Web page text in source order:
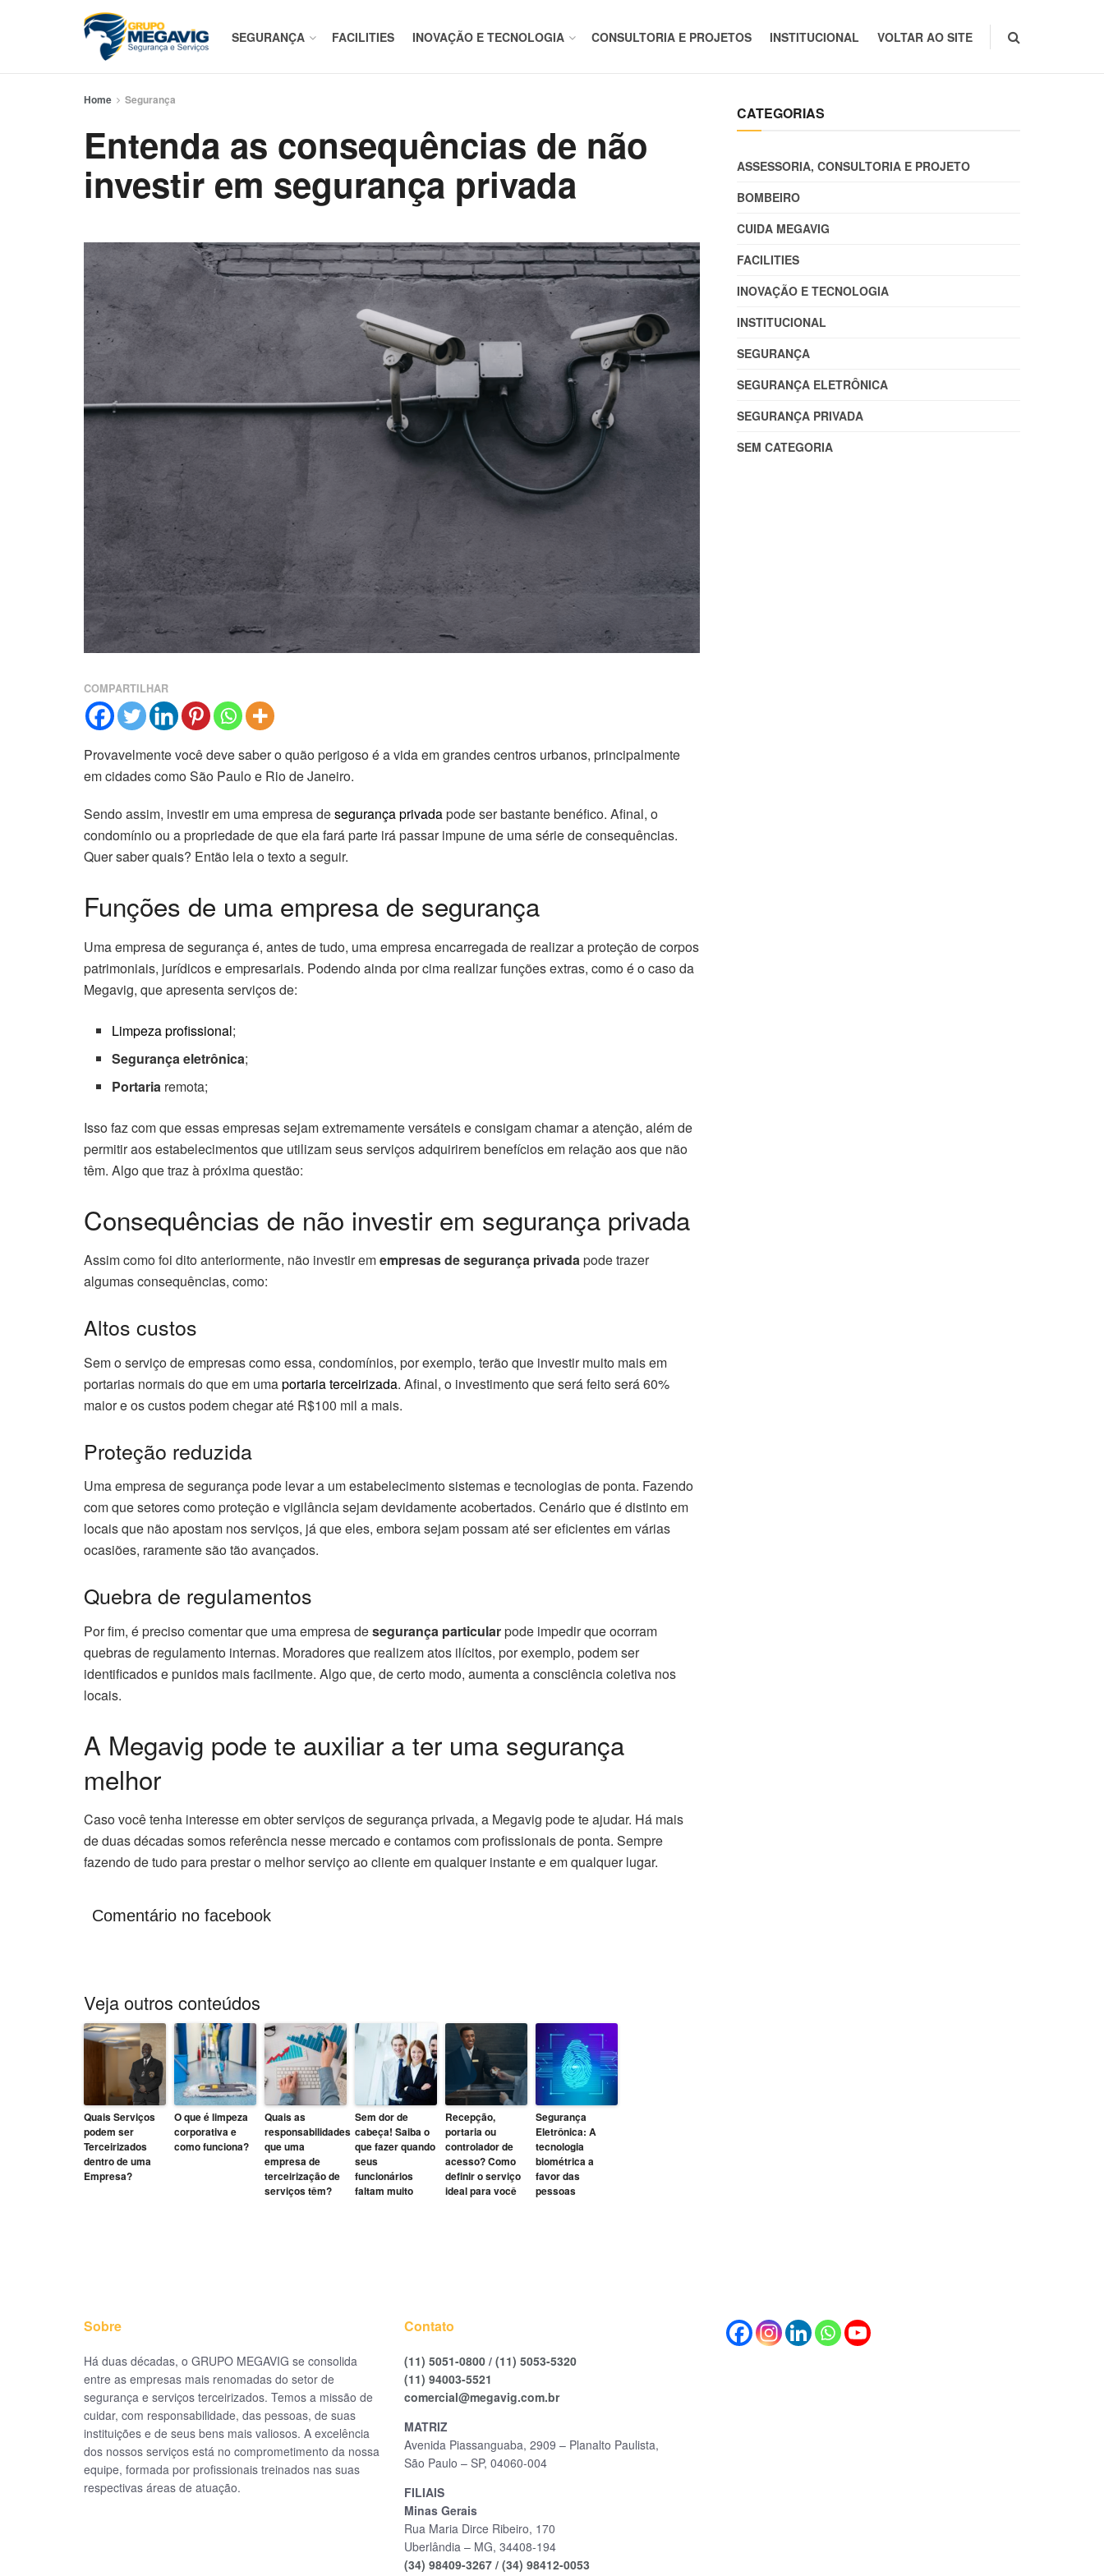
SEGURANÇA FACILITIES INOVAÇÃO E TECNOLOGIA CONSULTORIA E PROJETOS INSTITUCIONAL VOLTAR AO SITE
Home Segurança
Entenda as consequências de não
investir em segurança privada
COMPARTILHAR
Provavelmente você deve saber o quão perigoso é a vida em grandes centros urbanos, principalmente
em cidades como São Paulo e Rio de Janeiro.
Sendo assim, investir em uma empresa desegurança privadapode ser bastante benéfico. Afinal, o
condomínio ou a propriedade de que ela fará parte irá passar impune de uma série de consequências.
Quer saber quais? Então leia o texto a seguir.
Funções de uma empresa de segurança
Uma empresa de segurança é, antes de tudo, uma empresa encarregada de realizar a proteção de corpos
patrimoniais, jurídicos e empresariais. Podendo ainda por cima realizar funções extras, como é o caso da
Megavig, que apresenta serviços de:
Limpeza profissional;
Segurança eletrônica;
Portaria remota;
Isso faz com que essas empresas sejam extremamente versáteis e consigam chamar a atenção, além de
permitir aos estabelecimentos que utilizam seus serviços adquirirem benefícios em relação aos que não
têm. Algo que traz à próxima questão:
Consequências de não investir em segurança privada
Assim como foi dito anteriormente, não investir emempresas de segurança privadapode trazer
algumas consequências, como:
Altos custos
Sem o serviço de empresas como essa, condomínios, por exemplo, terão que investir muito mais em
portarias normais do que em umaportaria terceirizada. Afinal, o investimento que será feito será 60%
maior e os custos podem chegar até R$100 mil a mais.
Proteção reduzida
Uma empresa de segurança pode levar a um estabelecimento sistemas e tecnologias de ponta. Fazendo
com que setores como proteção e vigilância sejam devidamente acobertados. Cenário que é distinto em
locais que não apostam nos serviços, já que eles, embora sejam possam até ser eficientes em várias
ocasiões, raramente são tão avançados.
Quebra de regulamentos
Por fim, é preciso comentar que umaempresa desegurança particularpode impedir que ocorram
quebras de regulamento internas. Moradores que realizem atos ilícitos, por exemplo, podem ser
identificados e punidos mais facilmente. Algo que, de certo modo, aumenta a consciência coletiva nos
locais.
A Megavig pode te auxiliar a ter uma segurança
melhor
Caso você tenha interesse em obter serviços de segurança privada, a Megavig pode te ajudar. Há mais
de duas décadas somos referência nesse mercado e contamos com profissionais de ponta. Sempre
fazendo de tudo para prestar o melhor serviço ao cliente em qualquer instante e em qualquer lugar.
Comentário no facebook
Veja outros conteúdos
Quais Serviços
podem ser
Terceirizados
dentro de uma
Empresa?
O que é limpeza
corporativa e
como funciona?
Quais as
responsabilidades
que uma
empresa de
terceirização de
serviços têm?
Sem dor de
cabeça! Saiba o
que fazer quando
seus
funcionários
faltam muito
Recepção,
portaria ou
controlador de
acesso? Como
definir o serviço
ideal para você
Segurança
Eletrônica: A
tecnologia
biométrica a
favor das
pessoas
CATEGORIAS
ASSESSORIA, CONSULTORIA E PROJETO
BOMBEIRO
CUIDA MEGAVIG
FACILITIES
INOVAÇÃO E TECNOLOGIA
INSTITUCIONAL
SEGURANÇA
SEGURANÇA ELETRÔNICA
SEGURANÇA PRIVADA
SEM CATEGORIA
Sobre
Há duas décadas, o GRUPO MEGAVIG se consolida
entre as empresas mais renomadas do setor de
segurança e serviços terceirizados. Temos a missão de
cuidar, com responsabilidade, das pessoas, de suas
instituições e de seus bens mais valiosos. A excelência
dos nossos serviços está no comprometimento da nossa
equipe, formada por profissionais treinados nas suas
respectivas áreas de atuação.
Contato
(11) 5051-0800 / (11) 5053-5320
(11) 94003-5521
comercial@megavig.com.br
MATRIZ
Avenida Piassanguaba, 2909 – Planalto Paulista,
São Paulo – SP, 04060-004
FILIAIS
Minas Gerais
Rua Maria Dirce Ribeiro, 170
Uberlândia – MG, 34408-194
(34) 98409-3267 / (34) 98412-0053